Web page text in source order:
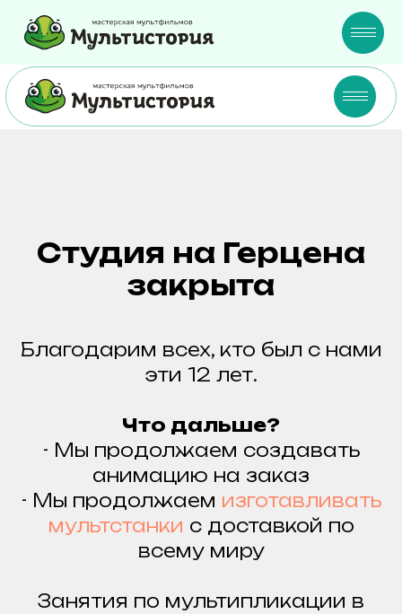
Студия на Герцена
закрыта
Благодарим всех, кто был с нами
эти 12 лет.
Что дальше?
- Мы продолжаем создавать
анимацию на заказ
- Мы продолжаем изготавливать
мультстанки с доставкой по
всему миру
Занятия по мультипликации в